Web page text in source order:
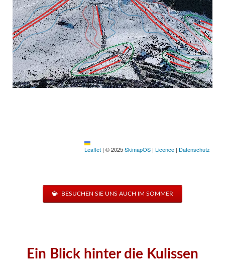
BESUCHEN SIE UNS AUCH IM SOMMER
Ein Blick hinter die Kulissen